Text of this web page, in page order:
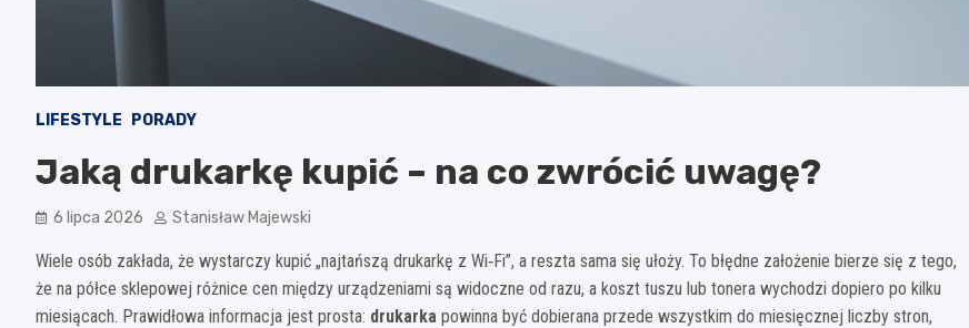
LIFESTYLE PORADY
Jaką drukarkę kupić – na co zwrócić uwagę?
6 lipca 2026 Stanisław Majewski
Wiele osób zakłada, że wystarczy kupić „najtańszą drukarkę z Wi‑Fi”, a reszta sama się ułoży. To błędne założenie bierze się z tego,
że na półce sklepowej różnice cen między urządzeniami są widoczne od razu, a koszt tuszu lub tonera wychodzi dopiero po kilku
miesiącach. Prawidłowa informacja jest prosta: drukarka powinna być dobierana przede wszystkim do miesięcznej liczby stron,